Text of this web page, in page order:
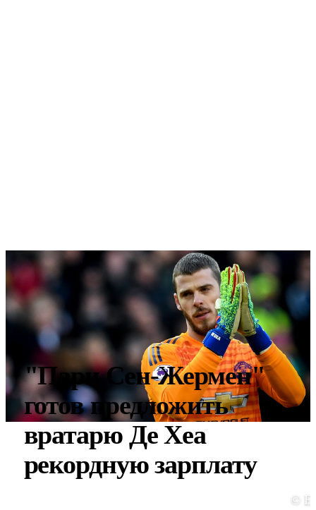
"Пари Сен-Жермен"
готов предложить
вратарю Де Хеа
рекордную зарплату
©